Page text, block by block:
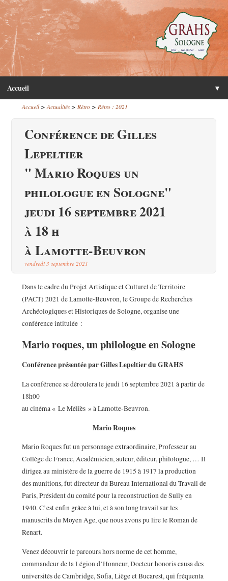
Accueil ▼
Accueil> Actualités> Rétro> Rétro : 2021
Conférence de Gilles
Lepeltier
" Mario Roques un
philologue en Sologne"
jeudi 16 septembre 2021
à 18 h
à Lamotte-Beuvron
vendredi 3 septembre 2021
Dans le cadre du Projet Artistique et Culturel de Territoire
(PACT) 2021 de Lamotte-Beuvron, le Groupe de Recherches
Archéologiques et Historiques de Sologne, organise une
conférence intitulée :
Mario roques, un philologue en Sologne
Conférence présentée par Gilles Lepeltier du GRAHS
La conférence se déroulera le jeudi 16 septembre 2021 à partir de
18h00
au cinéma « Le Méliès » à Lamotte-Beuvron.
Mario Roques
Mario Roques fut un personnage extraordinaire, Professeur au
Collège de France, Académicien, auteur, éditeur, philologue, … Il
dirigea au ministère de la guerre de 1915 à 1917 la production
des munitions, fut directeur du Bureau International du Travail de
Paris, Président du comité pour la reconstruction de Sully en
1940. C’est enfin grâce à lui, et à son long travail sur les
manuscrits du Moyen Age, que nous avons pu lire le Roman de
Renart.
Venez découvrir le parcours hors norme de cet homme,
commandeur de la Légion d’Honneur, Docteur honoris causa des
universités de Cambridge, Sofia, Liège et Bucarest, qui fréquenta